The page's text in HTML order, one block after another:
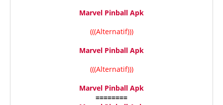
Marvel Pinball Apk
(((Alternatif)))
Marvel Pinball Apk
(((Alternatif)))
Marvel Pinball Apk
========